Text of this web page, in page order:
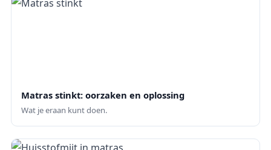
Matras stinkt: oorzaken en oplossing
Wat je eraan kunt doen.